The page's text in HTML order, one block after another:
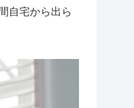
自宅から出ら